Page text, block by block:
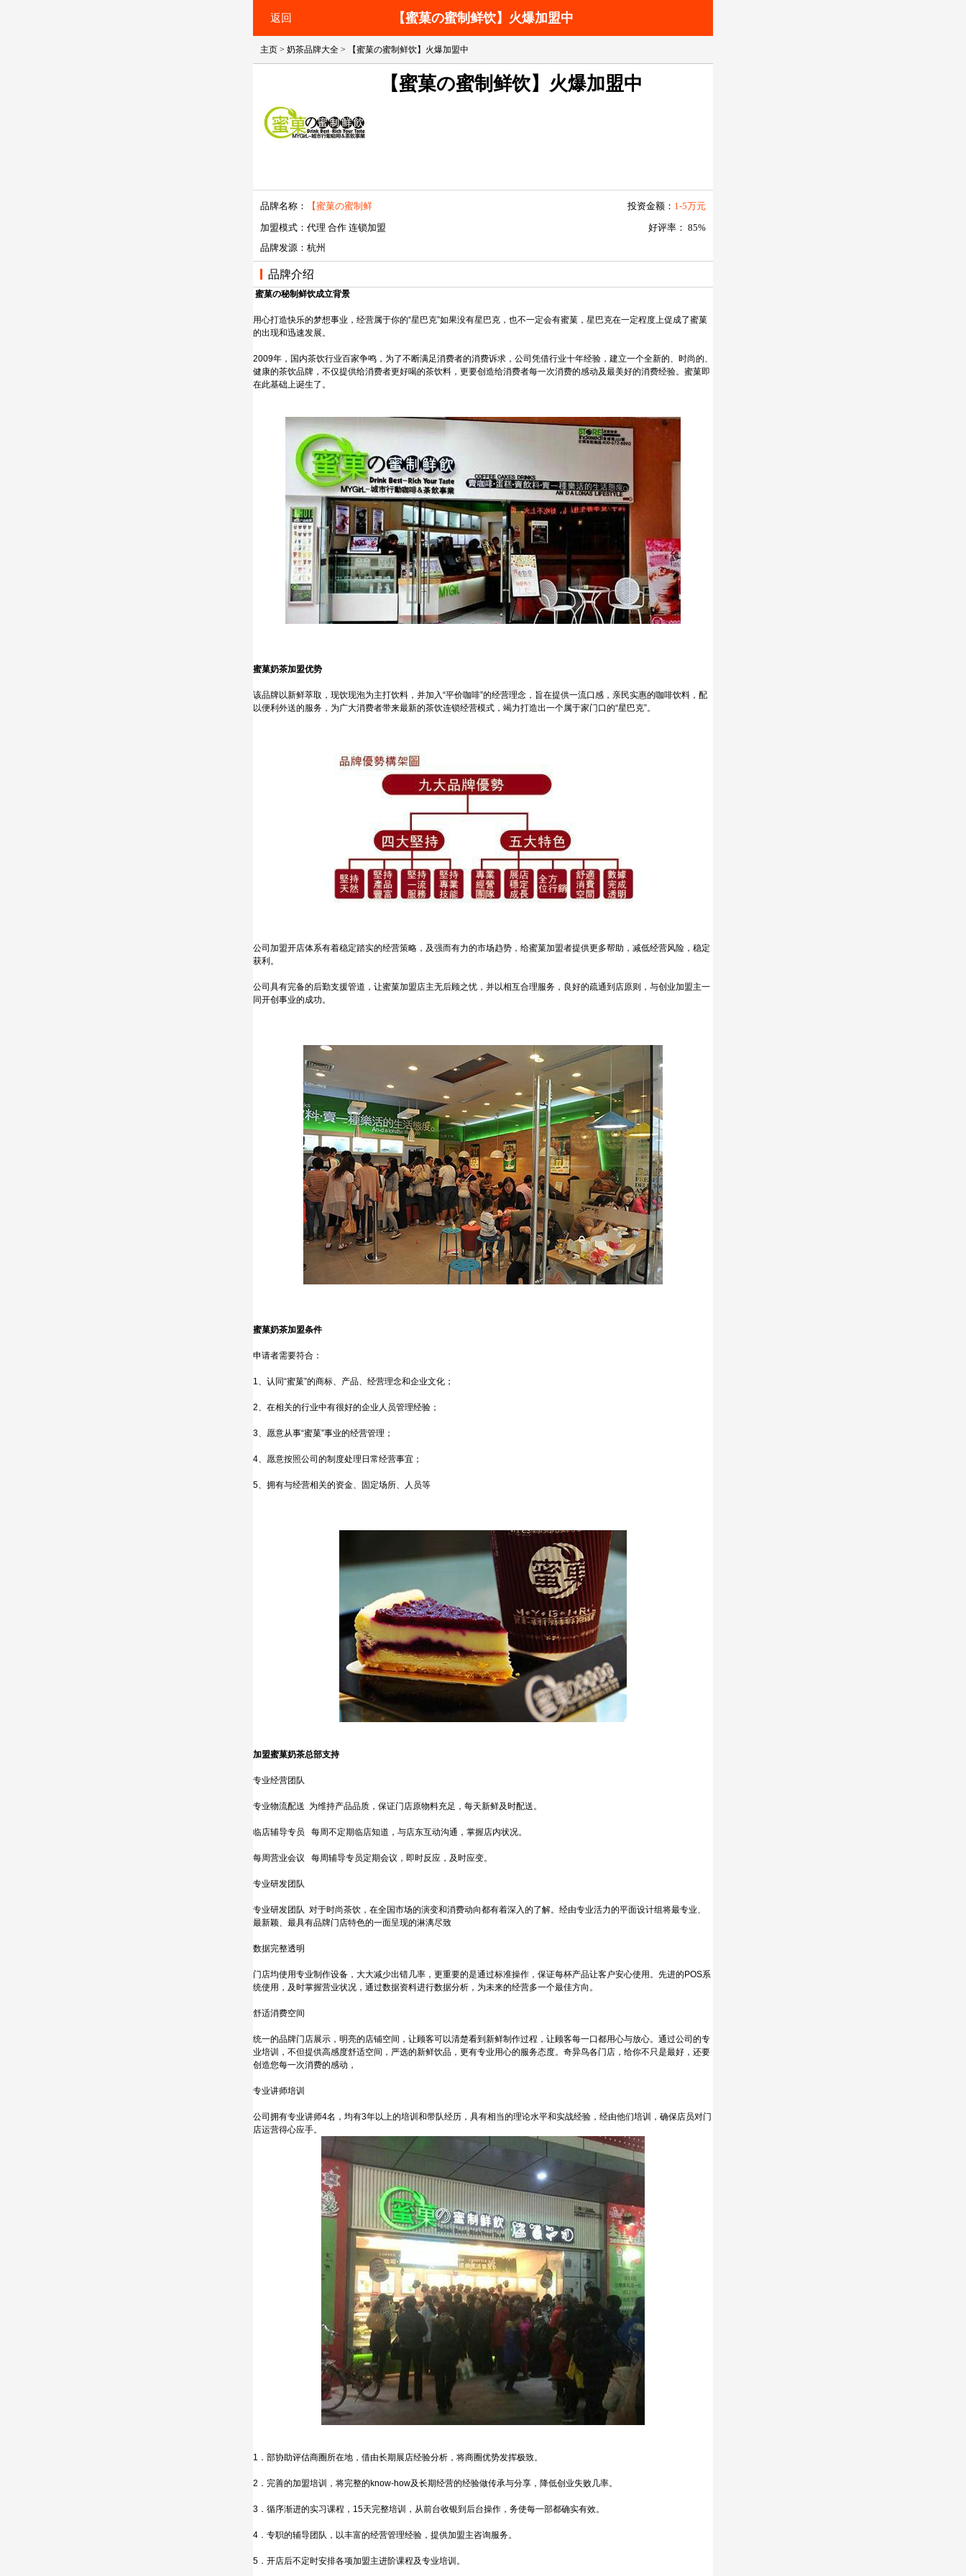
返回 【蜜菓の蜜制鲜饮】火爆加盟中
主页 > 奶茶品牌大全 > 【蜜菓の蜜制鲜饮】火爆加盟中
【蜜菓の蜜制鲜饮】火爆加盟中
品牌名称：
【蜜菓の蜜制鲜
饮】火爆加盟中
投资金额： 1-5万元
加盟模式：代理 合作 连锁加盟
好评率： 85%
品牌发源：杭州
品牌介绍
蜜菓の秘制鲜饮成立背景
用心打造快乐的梦想事业，经营属于你的“星巴克”如果没有星巴克，也不一定会有蜜菓，星巴克在一定程度上促成了蜜菓
的出现和迅速发展。
2009年，国内茶饮行业百家争鸣，为了不断满足消费者的消费诉求，公司凭借行业十年经验，建立一个全新的、时尚的、
健康的茶饮品牌，不仅提供给消费者更好喝的茶饮料，更要创造给消费者每一次消费的感动及最美好的消费经验。蜜菓即
在此基础上诞生了。
蜜菓奶茶加盟优势
该品牌以新鲜萃取，现饮现泡为主打饮料，并加入“平价咖啡”的经营理念，旨在提供一流口感，亲民实惠的咖啡饮料，配
以便利外送的服务，为广大消费者带来最新的茶饮连锁经营模式，竭力打造出一个属于家门口的“星巴克”。
公司加盟开店体系有着稳定踏实的经营策略，及强而有力的市场趋势，给蜜菓加盟者提供更多帮助，减低经营风险，稳定
获利。
公司具有完备的后勤支援管道，让蜜菓加盟店主无后顾之忧，并以相互合理服务，良好的疏通到店原则，与创业加盟主一
同开创事业的成功。
蜜菓奶茶加盟条件
申请者需要符合：
1、认同“蜜菓”的商标、产品、经营理念和企业文化；
2、在相关的行业中有很好的企业人员管理经验；
3、愿意从事“蜜菓”事业的经营管理；
4、愿意按照公司的制度处理日常经营事宜；
5、拥有与经营相关的资金、固定场所、人员等
加盟蜜菓奶茶总部支持
专业经营团队
专业物流配送 为维持产品品质，保证门店原物料充足，每天新鲜及时配送。
临店辅导专员 每周不定期临店知道，与店东互动沟通，掌握店内状况。
每周营业会议 每周辅导专员定期会议，即时反应，及时应变。
专业研发团队
专业研发团队 对于时尚茶饮，在全国市场的演变和消费动向都有着深入的了解。经由专业活力的平面设计组将最专业、
最新颖、最具有品牌门店特色的一面呈现的淋漓尽致
数据完整透明
门店均使用专业制作设备，大大减少出错几率，更重要的是通过标准操作，保证每杯产品让客户安心使用。先进的POS系
统使用，及时掌握营业状况，通过数据资料进行数据分析，为未来的经营多一个最佳方向。
舒适消费空间
统一的品牌门店展示，明亮的店铺空间，让顾客可以清楚看到新鲜制作过程，让顾客每一口都用心与放心。通过公司的专
业培训，不但提供高感度舒适空间，严选的新鲜饮品，更有专业用心的服务态度。奇异鸟各门店，给你不只是最好，还要
创造您每一次消费的感动，
专业讲师培训
公司拥有专业讲师4名，均有3年以上的培训和带队经历，具有相当的理论水平和实战经验，经由他们培训，确保店员对门
店运营得心应手。
1．部协助评估商圈所在地，借由长期展店经验分析，将商圈优势发挥极致。
2．完善的加盟培训，将完整的know-how及长期经营的经验做传承与分享，降低创业失败几率。
3．循序渐进的实习课程，15天完整培训，从前台收银到后台操作，务使每一部都确实有效。
4．专职的辅导团队，以丰富的经营管理经验，提供加盟主咨询服务。
5．开店后不定时安排各项加盟主进阶课程及专业培训。